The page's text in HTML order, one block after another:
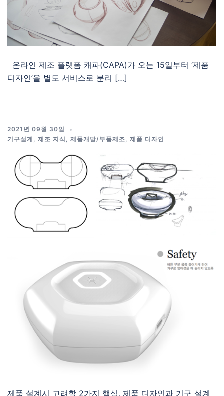
온라인 제조 플랫폼 캐파(CAPA)가 오는 15일부터 ‘제품
디자인’을 별도 서비스로 분리 […]
2021년 09월 30일
기구설계
제조 지식 제품개발/부품제조 제품 디자인
제품 설계시 고려할 2가지 핵심, 제품 디자인과 기구 설계